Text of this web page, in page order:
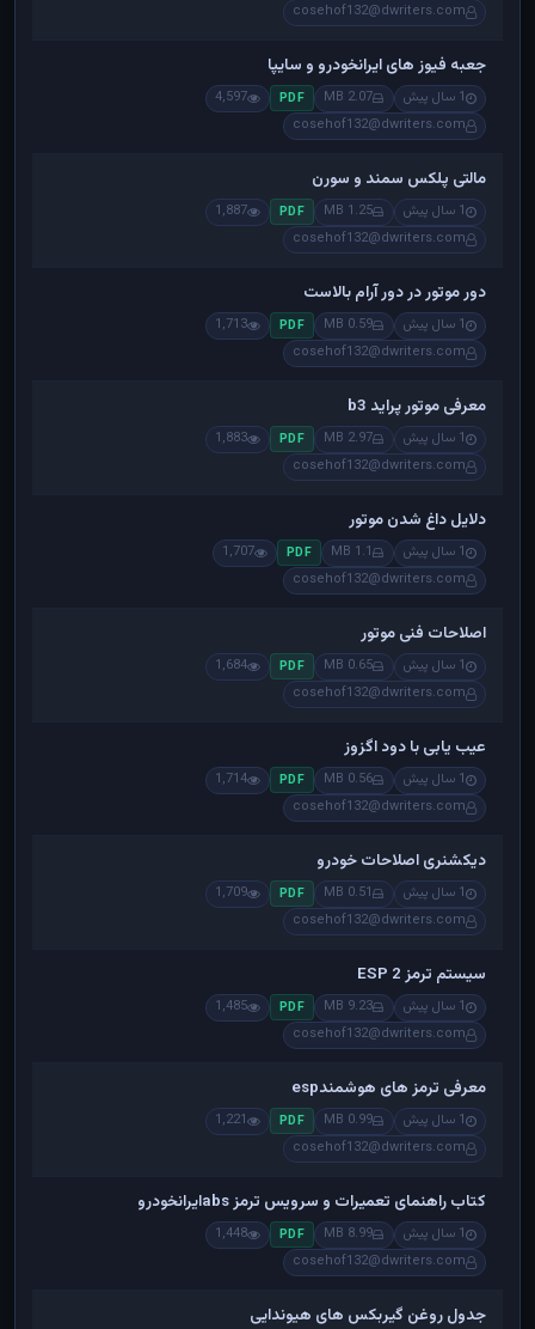
cosehof132@dwriters.com
جعبه فیوز های ایرانخودرو و سایپا
1 سال پیش 2.07 MB
PDF
4,597
cosehof132@dwriters.com
مالتی پلکس سمند و سورن
1 سال پیش 1.25 MB
PDF
1,887
cosehof132@dwriters.com
دور موتور در دور آرام بالاست
1 سال پیش 0.59 MB
PDF
1,713
cosehof132@dwriters.com
معرفی موتور پراید b3
1 سال پیش 2.97 MB
PDF
1,883
cosehof132@dwriters.com
دلایل داغ شدن موتور
1 سال پیش 1.1 MB
PDF
1,707
cosehof132@dwriters.com
اصلاحات فنی موتور
1 سال پیش 0.65 MB
PDF
1,684
cosehof132@dwriters.com
عیب یابی با دود اگزوز
1 سال پیش 0.56 MB
PDF
1,714
cosehof132@dwriters.com
دیکشنری اصلاحات خودرو
1 سال پیش 0.51 MB
PDF
1,709
cosehof132@dwriters.com
سیستم ترمز ESP 2
1 سال پیش 9.23 MB
PDF
1,485
cosehof132@dwriters.com
معرفی ترمز های هوشمندesp
1 سال پیش 0.99 MB
PDF
1,221
cosehof132@dwriters.com
کتاب راهنمای تعمیرات و سرویس ترمز absایرانخودرو
1 سال پیش 8.99 MB
PDF
1,448
cosehof132@dwriters.com
جدول روغن گیربکس های هیوندایی